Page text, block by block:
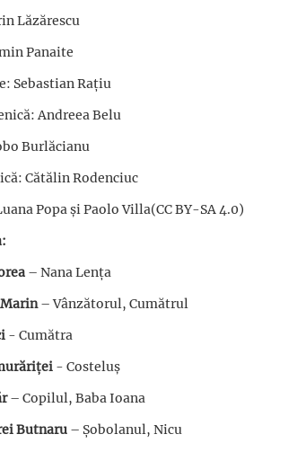
Lăzărescu
Panaite
Sebastian Rațiu
Andreea Belu
Burlăcianu
Cătălin Rodenciuc
Popa și Paolo Villa(CC BY-SA 4.0)
– Nana Lența
– Vânzătorul, Cumătrul
- Cumătra
- Costeluș
– Copilul, Baba Ioana
Butnaru – Șobolanul, Nicu